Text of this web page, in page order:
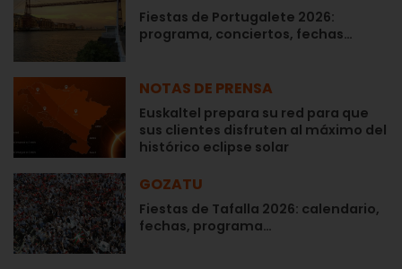
Fiestas de Portugalete 2026:
programa, conciertos, fechas…
NOTAS DE PRENSA
Euskaltel prepara su red para que
sus clientes disfruten al máximo del
histórico eclipse solar
GOZATU
Fiestas de Tafalla 2026: calendario,
fechas, programa…